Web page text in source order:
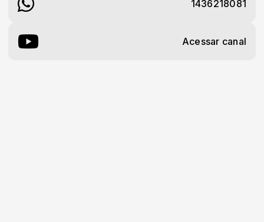
1436218081
Acessar canal